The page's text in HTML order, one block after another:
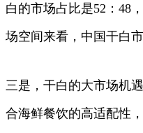
白的市场占比是52：48
场空间来看，中国干白
三是，干白的大市场机
合海鲜餐饮的高适配性